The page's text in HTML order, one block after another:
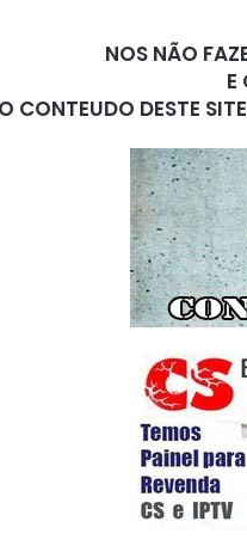
NOS NÃO
E
CONTEUDO DESTE